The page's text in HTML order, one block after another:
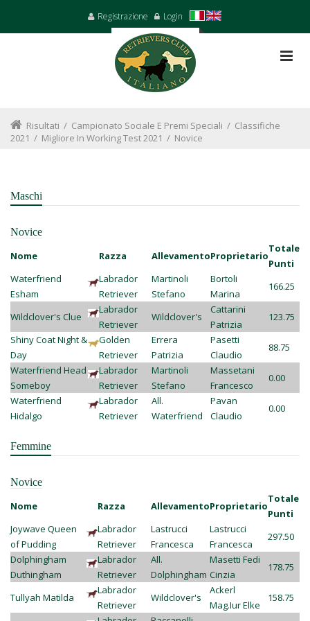
Registrazione Login
Risultati / Campionato Sociale E Premi Speciali / Classifiche
2021 / Migliore In Working Test 2021 / Novice
Maschi
Novice
Nome Razza AllevamentoProprietario
Totale
Punti
Waterfriend
Esham
Labrador
Retriever
Martinoli
Stefano
Bortoli
Marina
166.25
Wildclover's Clue
Labrador
Retriever
Wildclover's
Cattarini
Patrizia
123.75
Shiny Coat Night &
Day
Golden
Retriever
Errera
Patrizia
Pasetti
Claudio
88.75
Waterfriend Head
Someboy
Labrador
Retriever
Martinoli
Stefano
Massetani
Francesco
0.00
Waterfriend
Hidalgo
Labrador
Retriever
All.
Waterfriend
Pavan
Claudio
0.00
Femmine
Novice
Nome Razza AllevamentoProprietario
Totale
Punti
Joywave Queen
of Pudding
Labrador
Retriever
Lastrucci
Francesca
Lastrucci
Francesca
297.50
Dolphingham
Duthingham
Labrador
Retriever
All.
Dolphingham
Masetti Fedi
Cinzia
178.75
Tullyah Matilda
Labrador
Retriever
Wildclover's
Ackerl
Mag.Iur Elke
158.75